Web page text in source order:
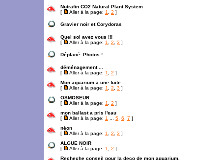
Nutrafin CO2 Natural Plant System
[
Aller à la page: 1 2 ]
Gravier noir et Corydoras
Quel sol avez vous !!!
[
Aller à la page: 1 2 3 ]
Déplacé: Photos !
déménagement ...
[
Aller à la page: 1 2 ]
Mon aquarium a une fuite
[
Aller à la page: 1 2 3 ]
OSMOSEUR
[
Aller à la page: 1 2 ]
mon ballast a pris l'eau
[
Aller à la page: 1 5 6 7 ]
néon
[
Aller à la page: 1 2 3 ]
ALGUE NOIR
[
Aller à la page: 1 2 ]
Recheche conseil pour la deco de mon aquarium.